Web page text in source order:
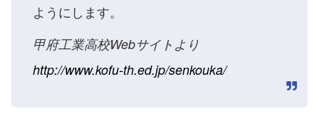
ようにします。
甲府工業高校Webサイトより
http://www.kofu-th.ed.jp/senkouka/